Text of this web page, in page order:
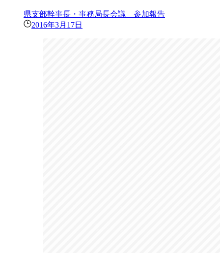
県支部幹事長・事務局長会議 参加報告
2016年3月17日